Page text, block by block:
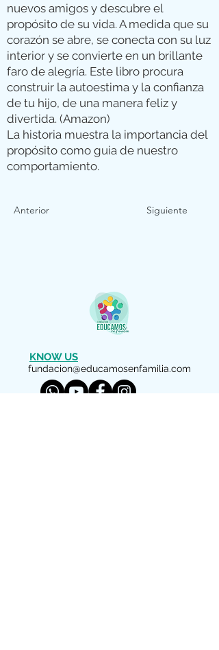
nuevos amigos y descubre el
propósito de su vida. A medida que su
corazón se abre, se conecta con su luz
interior y se convierte en un brillante
faro de alegría. Este libro procura
construir la autoestima y la confianza
de tu hijo, de una manera feliz y
divertida. (Amazon)
La historia muestra la importancia del
propósito como guia de nuestro
comportamiento.
Anterior Siguiente
KNOW US
fundacion@educamosenfamilia.com